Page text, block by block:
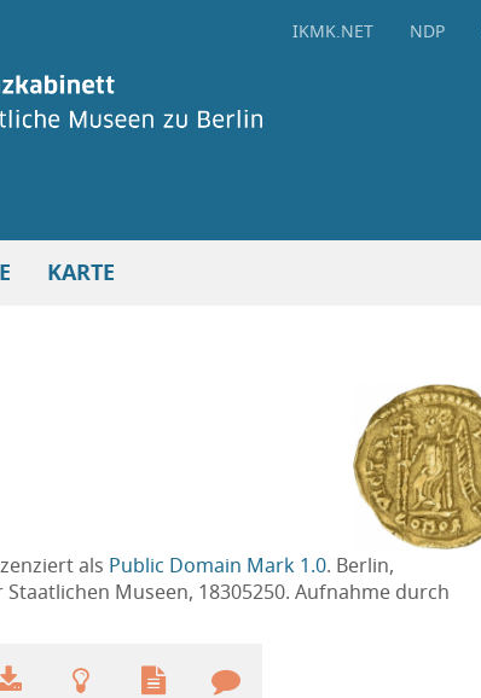
IKMK.NET NDP
KARTE
als Public Domain Mark 1.0. Berlin,
Museen, 18305250. Aufnahme durch